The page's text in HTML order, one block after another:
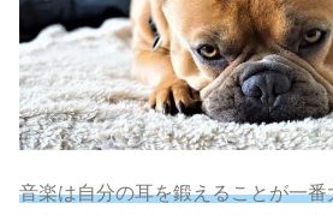
音楽は自分の耳を鍛えることが一番